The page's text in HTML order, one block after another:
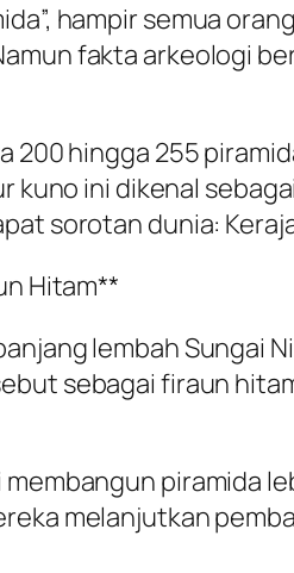
hampir semua
fakta arkeologi
200 hingga 255
ini dikenal
sorotan dunia:
Hitam**
lembah Sungai
sebagai firaun
piramida
melanjutkan